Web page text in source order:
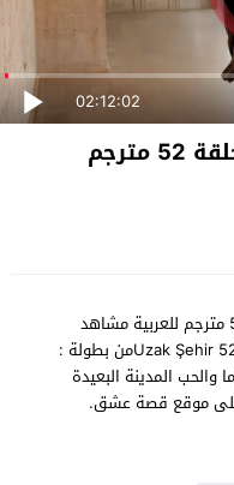
02:12:02
شاهد مسلسل المدينة البعيدة الحلقة 52 مترجم للعربية مشاهد
وتحميل مسلسل المدينة البعيدة الحلقة 52 Uzak Şehirمن بطولة :
والحب المدينة البعيدة